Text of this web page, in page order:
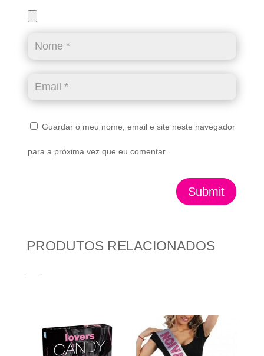
Guardar o meu nome, email e site neste navegador
para a próxima vez que eu comentar.
Submit
PRODUTOS RELACIONADOS